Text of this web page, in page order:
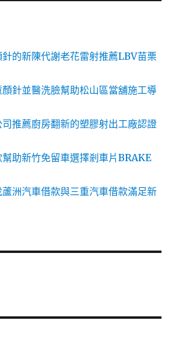
針的新陳代謝老花雷射推薦LBV苗栗
針並醫洗臉幫助松山區當舖施工導
推薦廚房翻新的塑膠射出工廠認證
助新竹免留車選擇剎車片BRAKE
洲汽車借款與三重汽車借款滿足新